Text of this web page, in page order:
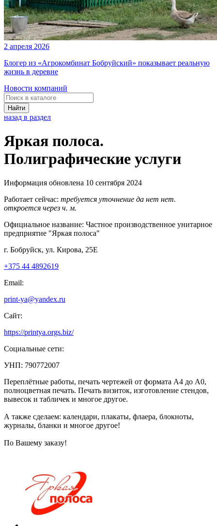
2 апреля 2026
Блогер из «Агрокомбинат Бобруйский» показывает реальную
жизнь в деревне
Новости компаний
Найти
назад в раздел
Яркая полоса.
Полиграфические услуги
Информация обновлена 10 сентября 2024
Работает сейчас: требуется уточнение да нет нет.
откроется через ч. м.
Официальное название: Частное производственное унитарное
предприятие "Яркая полоса"
г. Бобруйск, ул. Кирова, 25Е
+375 44 4892619
Email:
print-ya@yandex.ru
Сайт:
https://printya.orgs.biz/
Социальные сети:
УНП: 790772007
Переплётные работы, печать чертежей от формата А4 до А0,
полноцветная печать. Печать визиток, изготовление стендов,
вывесок и табличек и многое другое.
А также сделаем: календари, плакаты, флаера, блокноты,
журналы, бланки и многое другое!
По Вашему заказу!